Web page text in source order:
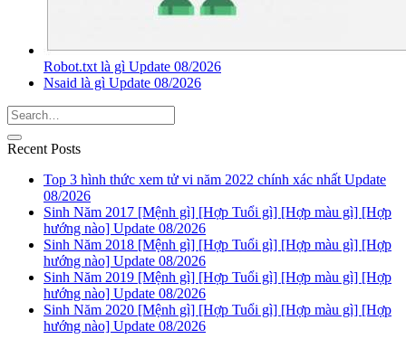
Robot.txt là gì Update 08/2026
Nsaid là gì Update 08/2026
Recent Posts
Top 3 hình thức xem tử vi năm 2022 chính xác nhất Update
08/2026
Sinh Năm 2017 [Mệnh gì] [Hợp Tuổi gì] [Hợp màu gì] [Hợp
hướng nào] Update 08/2026
Sinh Năm 2018 [Mệnh gì] [Hợp Tuổi gì] [Hợp màu gì] [Hợp
hướng nào] Update 08/2026
Sinh Năm 2019 [Mệnh gì] [Hợp Tuổi gì] [Hợp màu gì] [Hợp
hướng nào] Update 08/2026
Sinh Năm 2020 [Mệnh gì] [Hợp Tuổi gì] [Hợp màu gì] [Hợp
hướng nào] Update 08/2026